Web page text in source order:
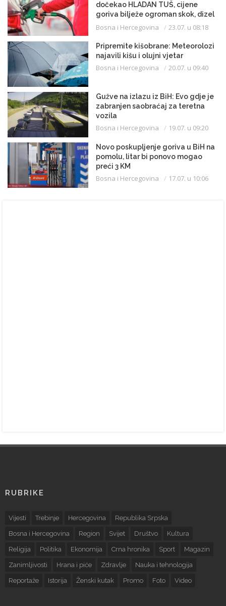
dočekao HLADAN TUŠ, cijene
goriva bilježe ogroman skok, dizel
uveliko prešao 3,20 KM
Bosna i Hercegovina 23.07. u 08:18
Pripremite kišobrane: Meteorolozi
najavili kišu i olujni vjetar
Bosna i Hercegovina 20.07. u 09:40
Gužve na izlazu iz BiH: Evo gdje je
zabranjen saobraćaj za teretna
vozila
Bosna i Hercegovina 19.07. u 09:20
Novo poskupljenje goriva u BiH na
pomolu, litar bi ponovo mogao
preći 3 KM
Bosna i Hercegovina 17.07. u 10:06
RUBRIKE
Vijesti Trebinje Hercegovina Republika Srpska
Bosna i Hercegovina Region Svijet Društvo Kultura
Religija Politika Ekonomija Crna hronika Sport Magazin
Zanimljivosti Hrana i piće Zdravlje Nauka i tehnologija
Reportaže Istorija Ženski kutak Promo Foto Video